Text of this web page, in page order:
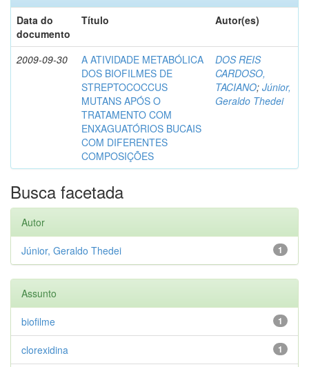
Data do
documento
Título Autor(es)
2009-09-30
A ATIVIDADE METABÓLICA
DOS BIOFILMES DE
STREPTOCOCCUS
MUTANS APÓS O
TRATAMENTO COM
ENXAGUATÓRIOS BUCAIS
COM DIFERENTES
COMPOSIÇÕES
DOS REIS
CARDOSO,
TACIANO; Júnior,
Geraldo Thedei
Busca facetada
Autor
1
Júnior, Geraldo Thedei
Assunto
1
biofilme
1
clorexidina